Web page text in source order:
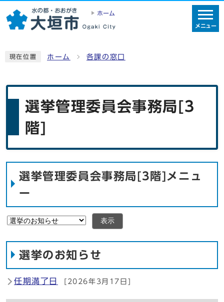
ホーム
メニュー
現在位置 ホーム 各課の窓口
選挙管理委員会事務局[3
階]
選挙管理委員会事務局[3階]メニュ
ー
表示
選挙のお知らせ
任期満了日 [2026年3月17日]